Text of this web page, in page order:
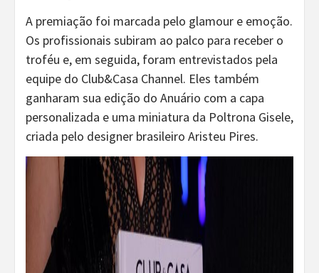
A premiação foi marcada pelo glamour e emoção.
Os profissionais subiram ao palco para receber o
troféu e, em seguida, foram entrevistados pela
equipe do Club&Casa Channel. Eles também
ganharam sua edição do Anuário com a capa
personalizada e uma miniatura da Poltrona Gisele,
criada pelo designer brasileiro Aristeu Pires.